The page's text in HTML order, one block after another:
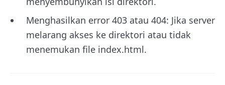
Menghasilkan error 403 atau 404: Jika server
melarang akses ke direktori atau tidak
menemukan file index.html.